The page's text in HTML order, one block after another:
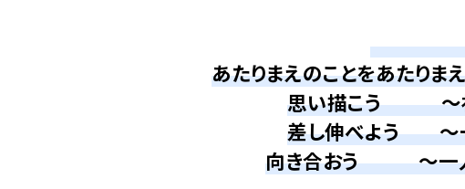
八中
あたりまえのことをあたりま
思い描こう ～社
差し伸べよう ～
向き合おう ～一人